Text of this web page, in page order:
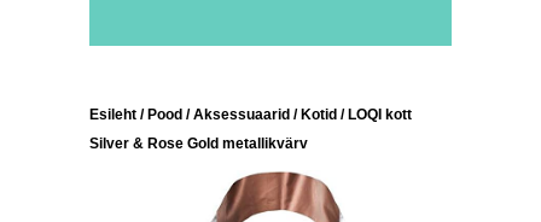
Esileht / Pood /Aksessuaarid / Kotid / LOQI kott
Silver & Rose Gold metallikvärv